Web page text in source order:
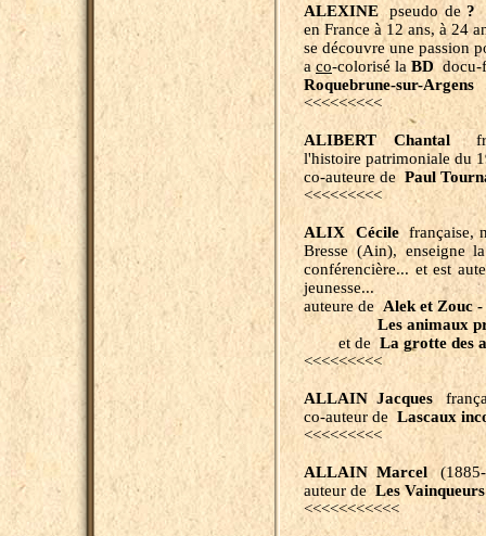
ALEXINEpseudo de ?
en France à 12 ans, à 24
se découvre une passion
aco-colorisé la BDdocu-
Roquebrune-sur-Argens
<<<<<<<<<
ALIBERT Chantal
l'histoire patrimoniale du
co-auteure de Paul
<<<<<<<<<
ALIX Cécilefrançaise,
Bresse (Ain), enseigne
conférencière... et est
jeunesse...
auteure deAlek et Zouc
Les animaux
et de La grotte des
<<<<<<<<<
ALLAIN Jacques
co-auteur de Lascaux
<<<<<<<<<
ALLAIN Marcel (1885-
auteur deLes
<<<<<<<<<<<